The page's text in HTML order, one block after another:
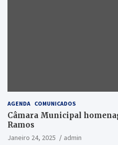
AGENDA COMUNICADOS
Câmara Municipal
Ramos
Janeiro 24, 2025 admin